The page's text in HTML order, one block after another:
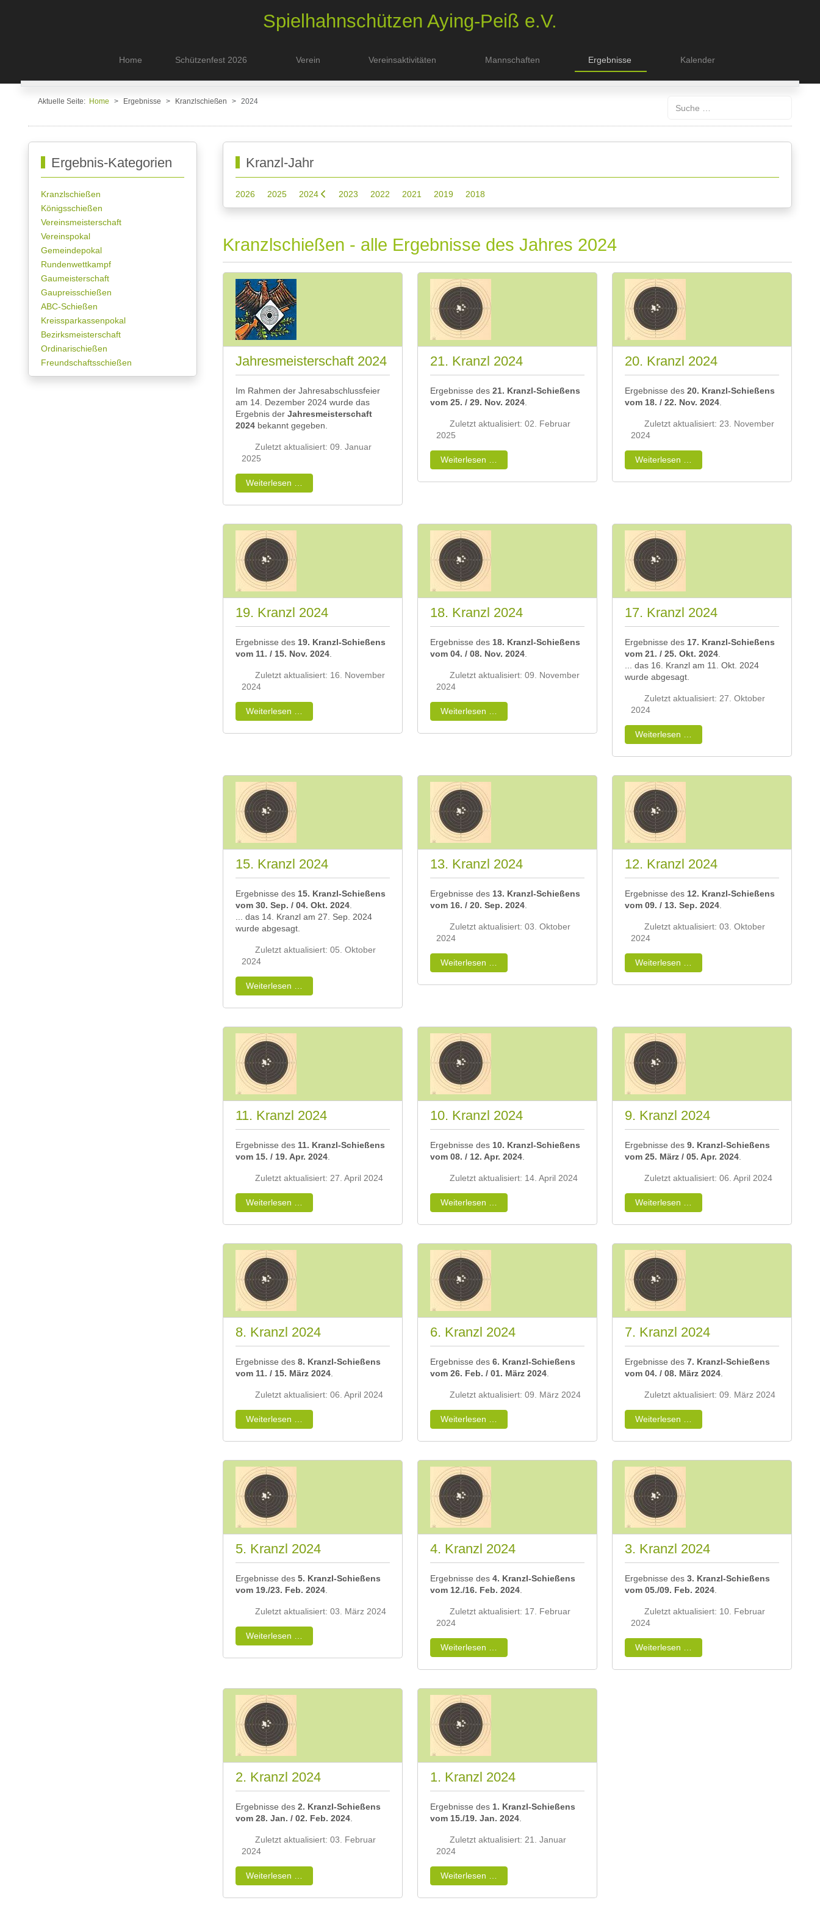
Spielhahnschützen Aying-Peiß e.V.
Home Schützenfest 2026 Verein Vereinsaktivitäten Mannschaften Ergebnisse Kalender
Aktuelle Seite: Home Ergebnisse Kranzlschießen 2024
Ergebnis-Kategorien
Kranzlschießen
Königsschießen
Vereinsmeisterschaft
Vereinspokal
Gemeindepokal
Rundenwettkampf
Gaumeisterschaft
Gaupreisschießen
ABC-Schießen
Kreissparkassenpokal
Bezirksmeisterschaft
Ordinarischießen
Freundschaftsschießen
Kranzl-Jahr
2026 2025 2024 2023 2022 2021 2019 2018
Kranzlschießen - alle Ergebnisse des Jahres 2024
Jahresmeisterschaft 2024
Im Rahmen der Jahresabschlussfeier
am 14. Dezember 2024 wurde das
Ergebnis der Jahresmeisterschaft
2024 bekannt gegeben.
Zuletzt aktualisiert: 09. Januar
2025
Weiterlesen …
21. Kranzl 2024
Ergebnisse des 21. Kranzl-Schießens
vom 25. / 29. Nov. 2024.
Zuletzt aktualisiert: 02. Februar
2025
Weiterlesen …
20. Kranzl 2024
Ergebnisse des 20. Kranzl-Schießens
vom 18. / 22. Nov. 2024.
Zuletzt aktualisiert: 23. November
2024
Weiterlesen …
19. Kranzl 2024
Ergebnisse des 19. Kranzl-Schießens
vom 11. / 15. Nov. 2024.
Zuletzt aktualisiert: 16. November
2024
Weiterlesen …
18. Kranzl 2024
Ergebnisse des 18. Kranzl-Schießens
vom 04. / 08. Nov. 2024.
Zuletzt aktualisiert: 09. November
2024
Weiterlesen …
17. Kranzl 2024
Ergebnisse des 17. Kranzl-Schießens
vom 21. / 25. Okt. 2024.
... das 16. Kranzl am 11. Okt. 2024
wurde abgesagt.
Zuletzt aktualisiert: 27. Oktober
2024
Weiterlesen …
15. Kranzl 2024
Ergebnisse des 15. Kranzl-Schießens
vom 30. Sep. / 04. Okt. 2024.
... das 14. Kranzl am 27. Sep. 2024
wurde abgesagt.
Zuletzt aktualisiert: 05. Oktober
2024
Weiterlesen …
13. Kranzl 2024
Ergebnisse des 13. Kranzl-Schießens
vom 16. / 20. Sep. 2024.
Zuletzt aktualisiert: 03. Oktober
2024
Weiterlesen …
12. Kranzl 2024
Ergebnisse des 12. Kranzl-Schießens
vom 09. / 13. Sep. 2024.
Zuletzt aktualisiert: 03. Oktober
2024
Weiterlesen …
11. Kranzl 2024
Ergebnisse des 11. Kranzl-Schießens
vom 15. / 19. Apr. 2024.
Zuletzt aktualisiert: 27. April 2024
Weiterlesen …
10. Kranzl 2024
Ergebnisse des 10. Kranzl-Schießens
vom 08. / 12. Apr. 2024.
Zuletzt aktualisiert: 14. April 2024
Weiterlesen …
9. Kranzl 2024
Ergebnisse des 9. Kranzl-Schießens
vom 25. März / 05. Apr. 2024.
Zuletzt aktualisiert: 06. April 2024
Weiterlesen …
8. Kranzl 2024
Ergebnisse des 8. Kranzl-Schießens
vom 11. / 15. März 2024.
Zuletzt aktualisiert: 06. April 2024
Weiterlesen …
6. Kranzl 2024
Ergebnisse des 6. Kranzl-Schießens
vom 26. Feb. / 01. März 2024.
Zuletzt aktualisiert: 09. März 2024
Weiterlesen …
7. Kranzl 2024
Ergebnisse des 7. Kranzl-Schießens
vom 04. / 08. März 2024.
Zuletzt aktualisiert: 09. März 2024
Weiterlesen …
5. Kranzl 2024
Ergebnisse des 5. Kranzl-Schießens
vom 19./23. Feb. 2024.
Zuletzt aktualisiert: 03. März 2024
Weiterlesen …
4. Kranzl 2024
Ergebnisse des 4. Kranzl-Schießens
vom 12./16. Feb. 2024.
Zuletzt aktualisiert: 17. Februar
2024
Weiterlesen …
3. Kranzl 2024
Ergebnisse des 3. Kranzl-Schießens
vom 05./09. Feb. 2024.
Zuletzt aktualisiert: 10. Februar
2024
Weiterlesen …
2. Kranzl 2024
Ergebnisse des 2. Kranzl-Schießens
vom 28. Jan. / 02. Feb. 2024.
Zuletzt aktualisiert: 03. Februar
2024
Weiterlesen …
1. Kranzl 2024
Ergebnisse des 1. Kranzl-Schießens
vom 15./19. Jan. 2024.
Zuletzt aktualisiert: 21. Januar
2024
Weiterlesen …